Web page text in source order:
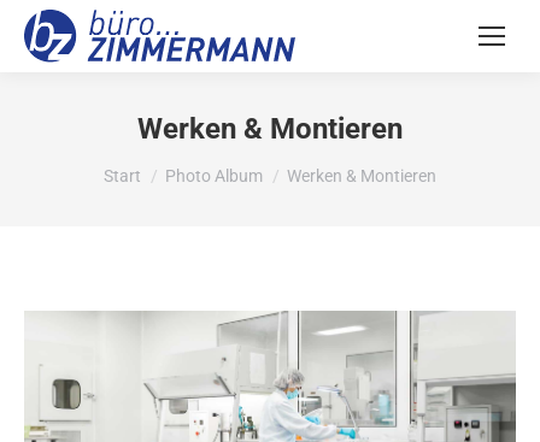
Werken & Montieren
Sie befinden sich hier:
Start Photo Album Werken & Montieren